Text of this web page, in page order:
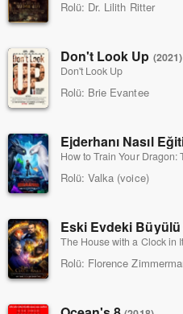
Rolü: Dr. Lilith Ritter
Don't Look Up (2021)
Don't Look Up
Rolü: Brie Evantee
Ejderhanı Nasıl
How to Train Your Dragon:
Rolü: Valka (voice)
Eski Evdeki Büyülü
The House with a Clock in
Rolü: Florence